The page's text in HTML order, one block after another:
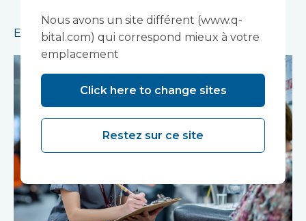
traitements en santé mentale.
En savoir plus
Nous avons un site différent (www.q-
bital.com) qui correspond mieux à votre
emplacement
Click here to change sites
Restez sur ce site